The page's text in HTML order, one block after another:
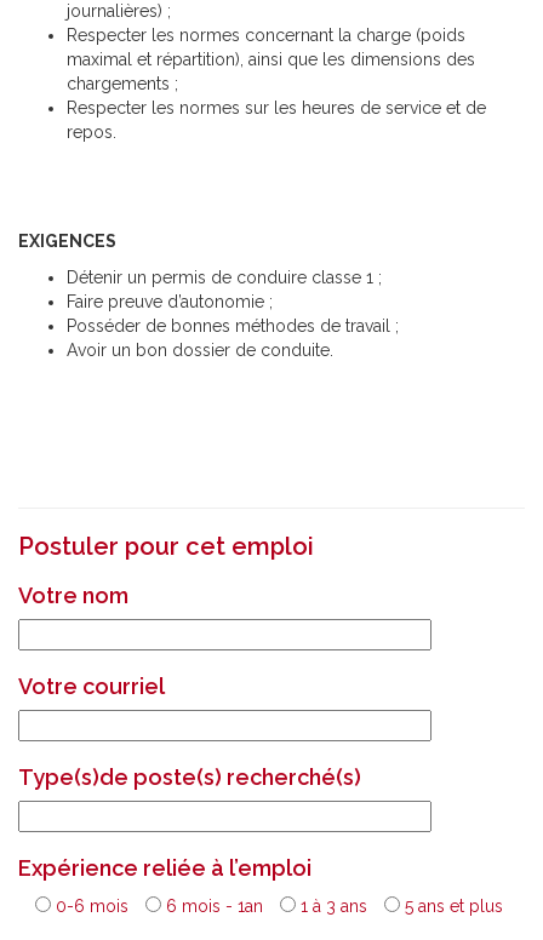
journalières) ;
Respecter les normes concernant la charge (poids
maximal et répartition), ainsi que les dimensions des
chargements ;
Respecter les normes sur les heures de service et de
repos.
EXIGENCES
Détenir un permis de conduire classe 1 ;
Faire preuve d’autonomie ;
Posséder de bonnes méthodes de travail ;
Avoir un bon dossier de conduite.
Postuler pour cet emploi
Votre nom
Votre courriel
Type(s)de poste(s) recherché(s)
Expérience reliée à l’emploi
0-6 mois 6 mois - 1an 1 à 3 ans 5 ans et plus